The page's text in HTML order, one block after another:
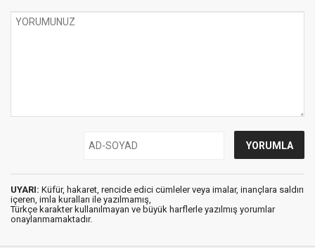
UYARI: Küfür, hakaret, rencide edici cümleler veya imalar, inançlara saldırı
içeren, imla kuralları ile yazılmamış,
Türkçe karakter kullanılmayan ve büyük harflerle yazılmış yorumlar
onaylanmamaktadır.